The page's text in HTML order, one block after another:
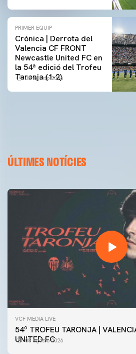
PRIMER EQUIP
Crónica | Derrota del
Valencia CF FRONT
Newcastle United FC en
la 54ª edició del Trofeu
Taronja (1-2)
08 agosto 2026
ÚLTIMES NOTÍCIES
VCF MEDIA LIVE
54º TROFEU TARONJA |
UNITED FC
08 agosto 2026